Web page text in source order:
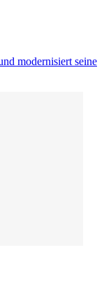
modernisiert seine